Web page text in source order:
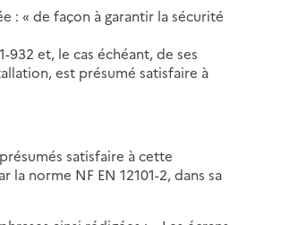
: « de façon à garantir la sécurité
932 et, le cas échéant, de ses
est présumé satisfaire à
satisfaire à cette
norme NF EN 12101-2, dans sa